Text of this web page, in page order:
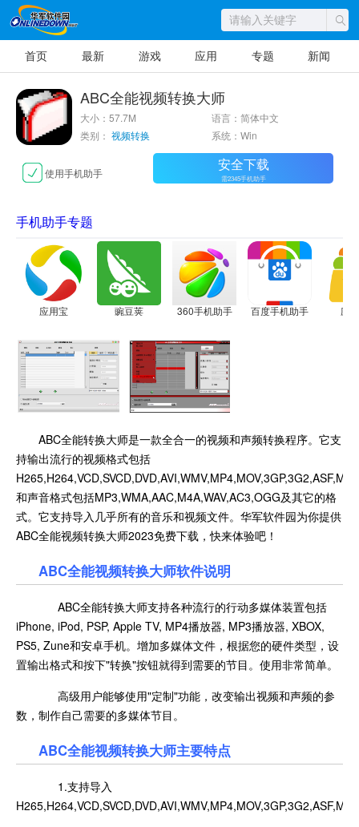
首页 最新 游戏 应用 专题 新闻
ABC全能视频转换大师
大小：57.7M
语言：简体中文
类别： 视频转换 系统：Win
使用手机助手 安全下载
需2345手机助手
手机助手专题
应用宝 豌豆荚 360手机助手 百度手机助手 应
ABC全能转换大师是一款全合一的视频和声频转换程序。它支
持输出流行的视频格式包括
和声音格式包括MP3,WMA,AAC,M4A,WAV,AC3,OGG及其它的格
式。它支持导入几乎所有的音乐和视频文件。华军软件园为你提供
ABC全能视频转换大师2023免费下载，快来体验吧！
ABC全能视频转换大师软件说明
ABC全能转换大师支持各种流行的行动多媒体装置包括
iPhone, iPod, PSP, Apple TV, MP4播放器, MP3播放器, XBOX,
PS5, Zune和安卓手机。增加多媒体文件，根据您的硬件类型，设
置输出格式和按下"转换"按钮就得到需要的节目。使用非常简单。
高级用户能够使用"定制"功能，改变输出视频和声频的参
数，制作自己需要的多媒体节目。
ABC全能视频转换大师主要特点
1.支持导入